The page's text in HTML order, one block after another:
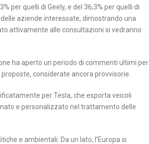
per quelli di Geely, e del 36,3% per quelli di
aziende interessate, dimostrando una
attivamente alle consultazioni si vedranno
ha aperto un periodo di commenti ultimi per
considerate ancora provvisorie.
per Tesla, che esporta veicoli
e personalizzato nel trattamento delle
e ambientali. Da un lato, l’Europa si